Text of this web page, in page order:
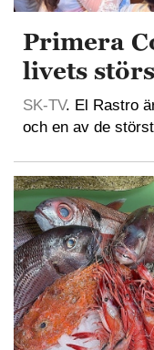
Primera
livets
SK-TV. El Rastro
och en av de